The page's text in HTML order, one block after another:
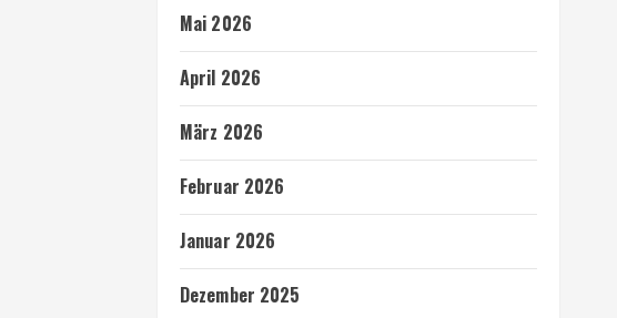
Mai 2026
April 2026
März 2026
Februar 2026
Januar 2026
Dezember 2025